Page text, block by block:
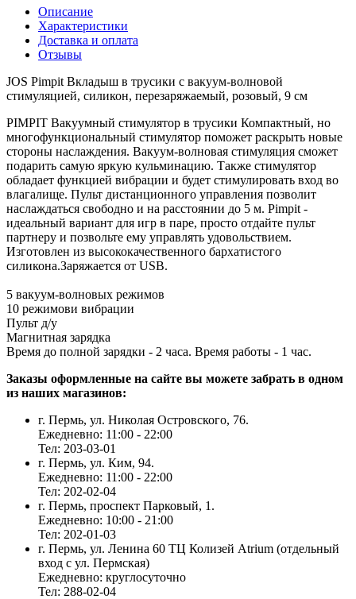
Описание
Характеристики
Доставка и оплата
Отзывы
JOS Pimpit Вкладыш в трусики с вакуум-волновой
стимуляцией, силикон, перезаряжаемый, розовый, 9 см
PIMPIT Вакуумный стимулятор в трусики Компактный, но
многофункциональный стимулятор поможет раскрыть новые
стороны наслаждения. Вакуум-волновая стимуляция сможет
подарить самую яркую кульминацию. Также стимулятор
обладает функцией вибрации и будет стимулировать вход во
влагалище. Пульт дистанционного управления позволит
наслаждаться свободно и на расстоянии до 5 м. Pimpit -
идеальный вариант для игр в паре, просто отдайте пульт
партнеру и позвольте ему управлять удовольствием.
Изготовлен из высококачественного бархатистого
силикона.Заряжается от USB.
5 вакуум-волновых режимов
10 режимови вибрации
Пульт д/у
Магнитная зарядка
Время до полной зарядки - 2 часа. Время работы - 1 час.
Заказы оформленные на сайте вы можете забрать в одном
из наших магазинов:
г. Пермь, ул. Николая Островского, 76.
Ежедневно: 11:00 - 22:00
Тел: 203-03-01
г. Пермь, ул. Ким, 94.
Ежедневно: 11:00 - 22:00
Тел: 202-02-04
г. Пермь, проспект Парковый, 1.
Ежедневно: 10:00 - 21:00
Тел: 202-01-03
г. Пермь, ул. Ленина 60 ТЦ Колизей Atrium (отдельный
вход с ул. Пермская)
Ежедневно: круглосуточно
Тел: 288-02-04